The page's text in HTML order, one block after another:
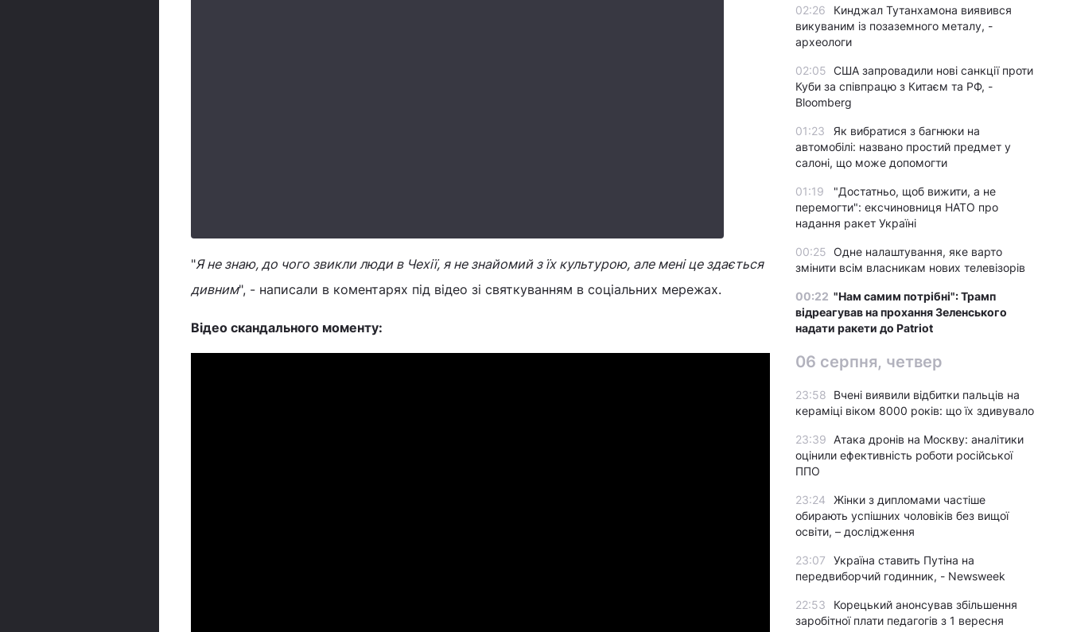
"Я не знаю, до чого звикли люди в Чехії, я не знайомий з їх культурою, але мені це здається
дивним", - написали в коментарях під відео зі святкуванням в соціальних мережах.
Відео скандального моменту:
02:26
Кинджал Тутанхамона виявився
викуваним із позаземного металу, -
археологи
02:05 США запровадили нові санкції проти
Куби за співпрацю з Китаєм та РФ, -
Bloomberg
01:23
Як вибратися з багнюки на
автомобілі: названо простий предмет у
салоні, що може допомогти
01:19
"Достатньо, щоб вижити, а не
перемогти": ексчиновниця НАТО про
надання ракет Україні
00:25 Одне налаштування, яке варто
змінити всім власникам нових телевізорів
00:22 "Нам самим потрібні": Трамп
відреагував на прохання Зеленського
надати ракети до Patriot
06 серпня, четвер
23:58
Вчені виявили відбитки пальців на
кераміці віком 8000 років: що їх здивувало
23:39
Атака дронів на Москву: аналітики
оцінили ефективність роботи російської
ППО
23:24
Жінки з дипломами частіше
обирають успішних чоловіків без вищої
освіти, – дослідження
23:07
Україна ставить Путіна на
передвиборчий годинник, - Newsweek
22:53
Корецький анонсував збільшення
заробітної плати педагогів з 1 вересня